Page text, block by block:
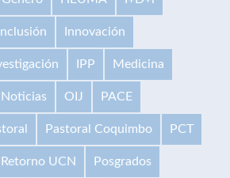
Inclusión Innovación
IPP Medicina
Noticias OIJ PACE
Pastoral Coquimbo PCT
Retorno UCN Posgrados